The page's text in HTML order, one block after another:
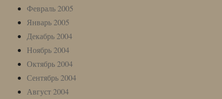
Февраль 2005
Январь 2005
Декабрь 2004
Ноябрь 2004
Октябрь 2004
Сентябрь 2004
Август 2004